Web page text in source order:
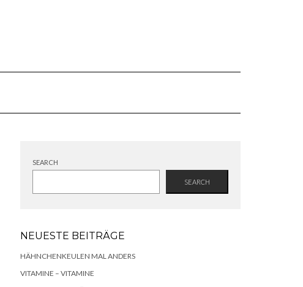
SEARCH
SEARCH
NEUESTE BEITRÄGE
HÄHNCHENKEULEN MAL ANDERS
VITAMINE – VITAMINE